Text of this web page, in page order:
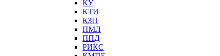
КУ
КТИ
КЗП
ПМЛ
ППД
РИКС